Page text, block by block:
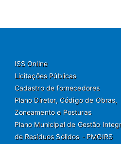
ISS Online
Licitações Públicas
Cadastro de fornecedores
Plano Diretor, Código de Obras,
Zoneamento e Posturas
Plano Municipal de Gestão
de Resíduos Sólidos - PMGIRS